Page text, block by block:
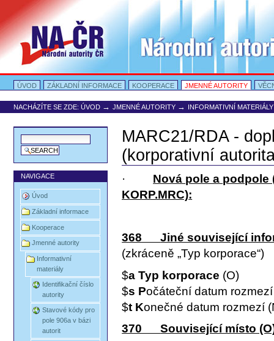
obsah
|
Přejít
na
navigaci
Portal Autority
Oddíly
ÚVOD
ZÁKLADNÍ INFORMACE KOOPERACE JMENNÉ AUTORITY
NACHÁZÍTE SE ZDE: ÚVOD →JMENNÉ AUTORITY → INFORMATIVNÍ MATERIÁLY
NAVIGACE
Úvod
Základní informace
Kooperace
Jmenné autority
Informativní
materiály
Identifikační číslo
autority
Stavové kódy pro
pole 906a v bázi
autorit
MARC21/RDA -
(korporativní
· Nová pole a
KORP.MRC):
368Jiné související
(zkráceně „Typ korporace“)
$a Typ korporace (O)
$s Počáteční datum
$t Konečné datum rozmezí
370Související místo